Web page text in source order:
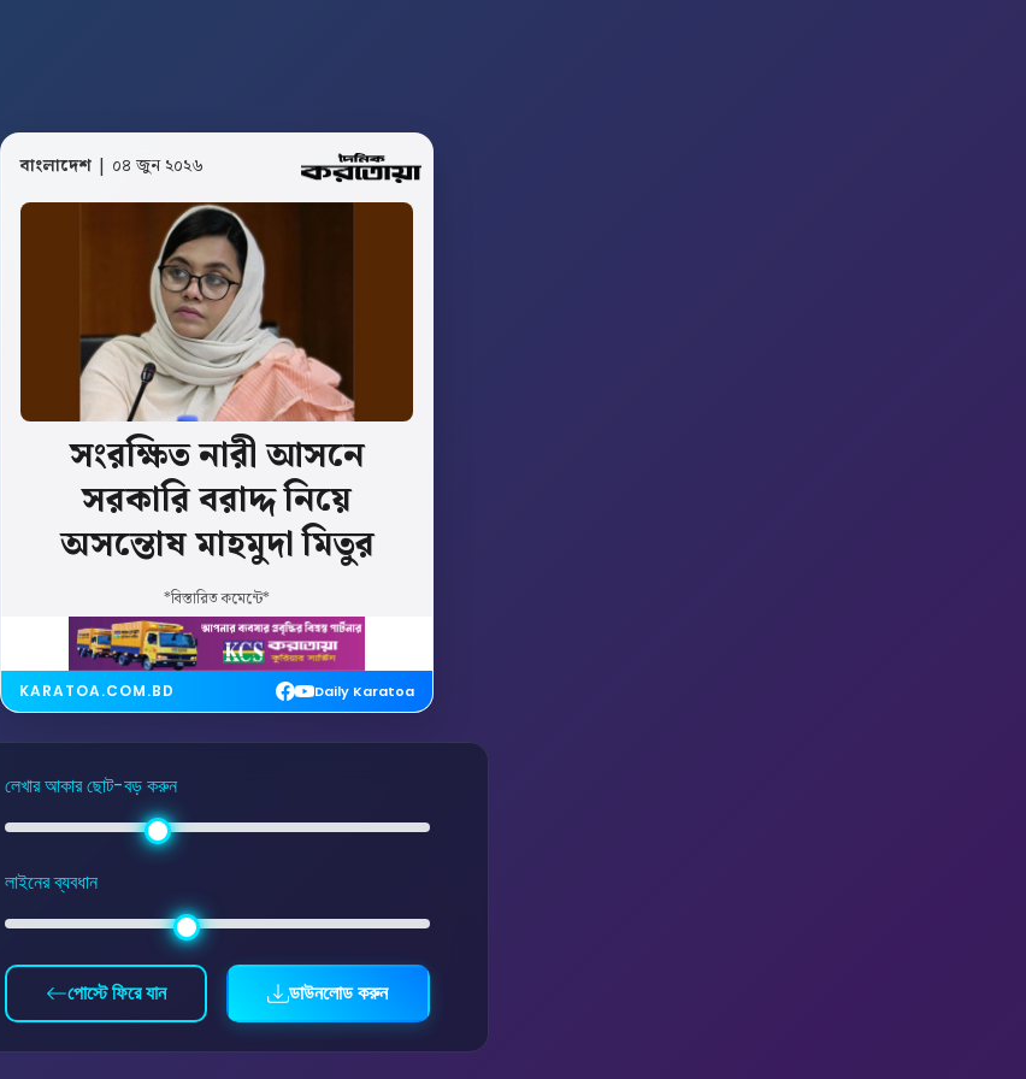
বাংলাদেশ | ০৪ জুন ২০২৬
সংরক্ষিতনারীআসনে
সরকারিবরাদ্দনিয়ে
অসন্তোষমাহমুদামিতুর
*বিস্তারিত কমেন্টে*
KARATOA.COM.BD Daily Karatoa
লেখার আকার ছোট-বড় করুন
লাইনের ব্যবধান
পোস্টে ফিরে যান ডাউনলোড করুন